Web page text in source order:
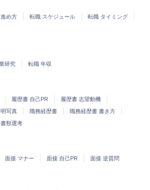
め方 転職 スケジュール
転職 タイミング
研究 転職 年収
履歴書 自己PR
履歴書 志望動機
写真 職務経歴書
職務経歴書 書き方
書類選考
面接 マナー 面接 自己PR 面接 逆質問